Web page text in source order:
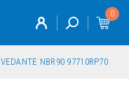
0
VEDANTE NBR90 97710RP70